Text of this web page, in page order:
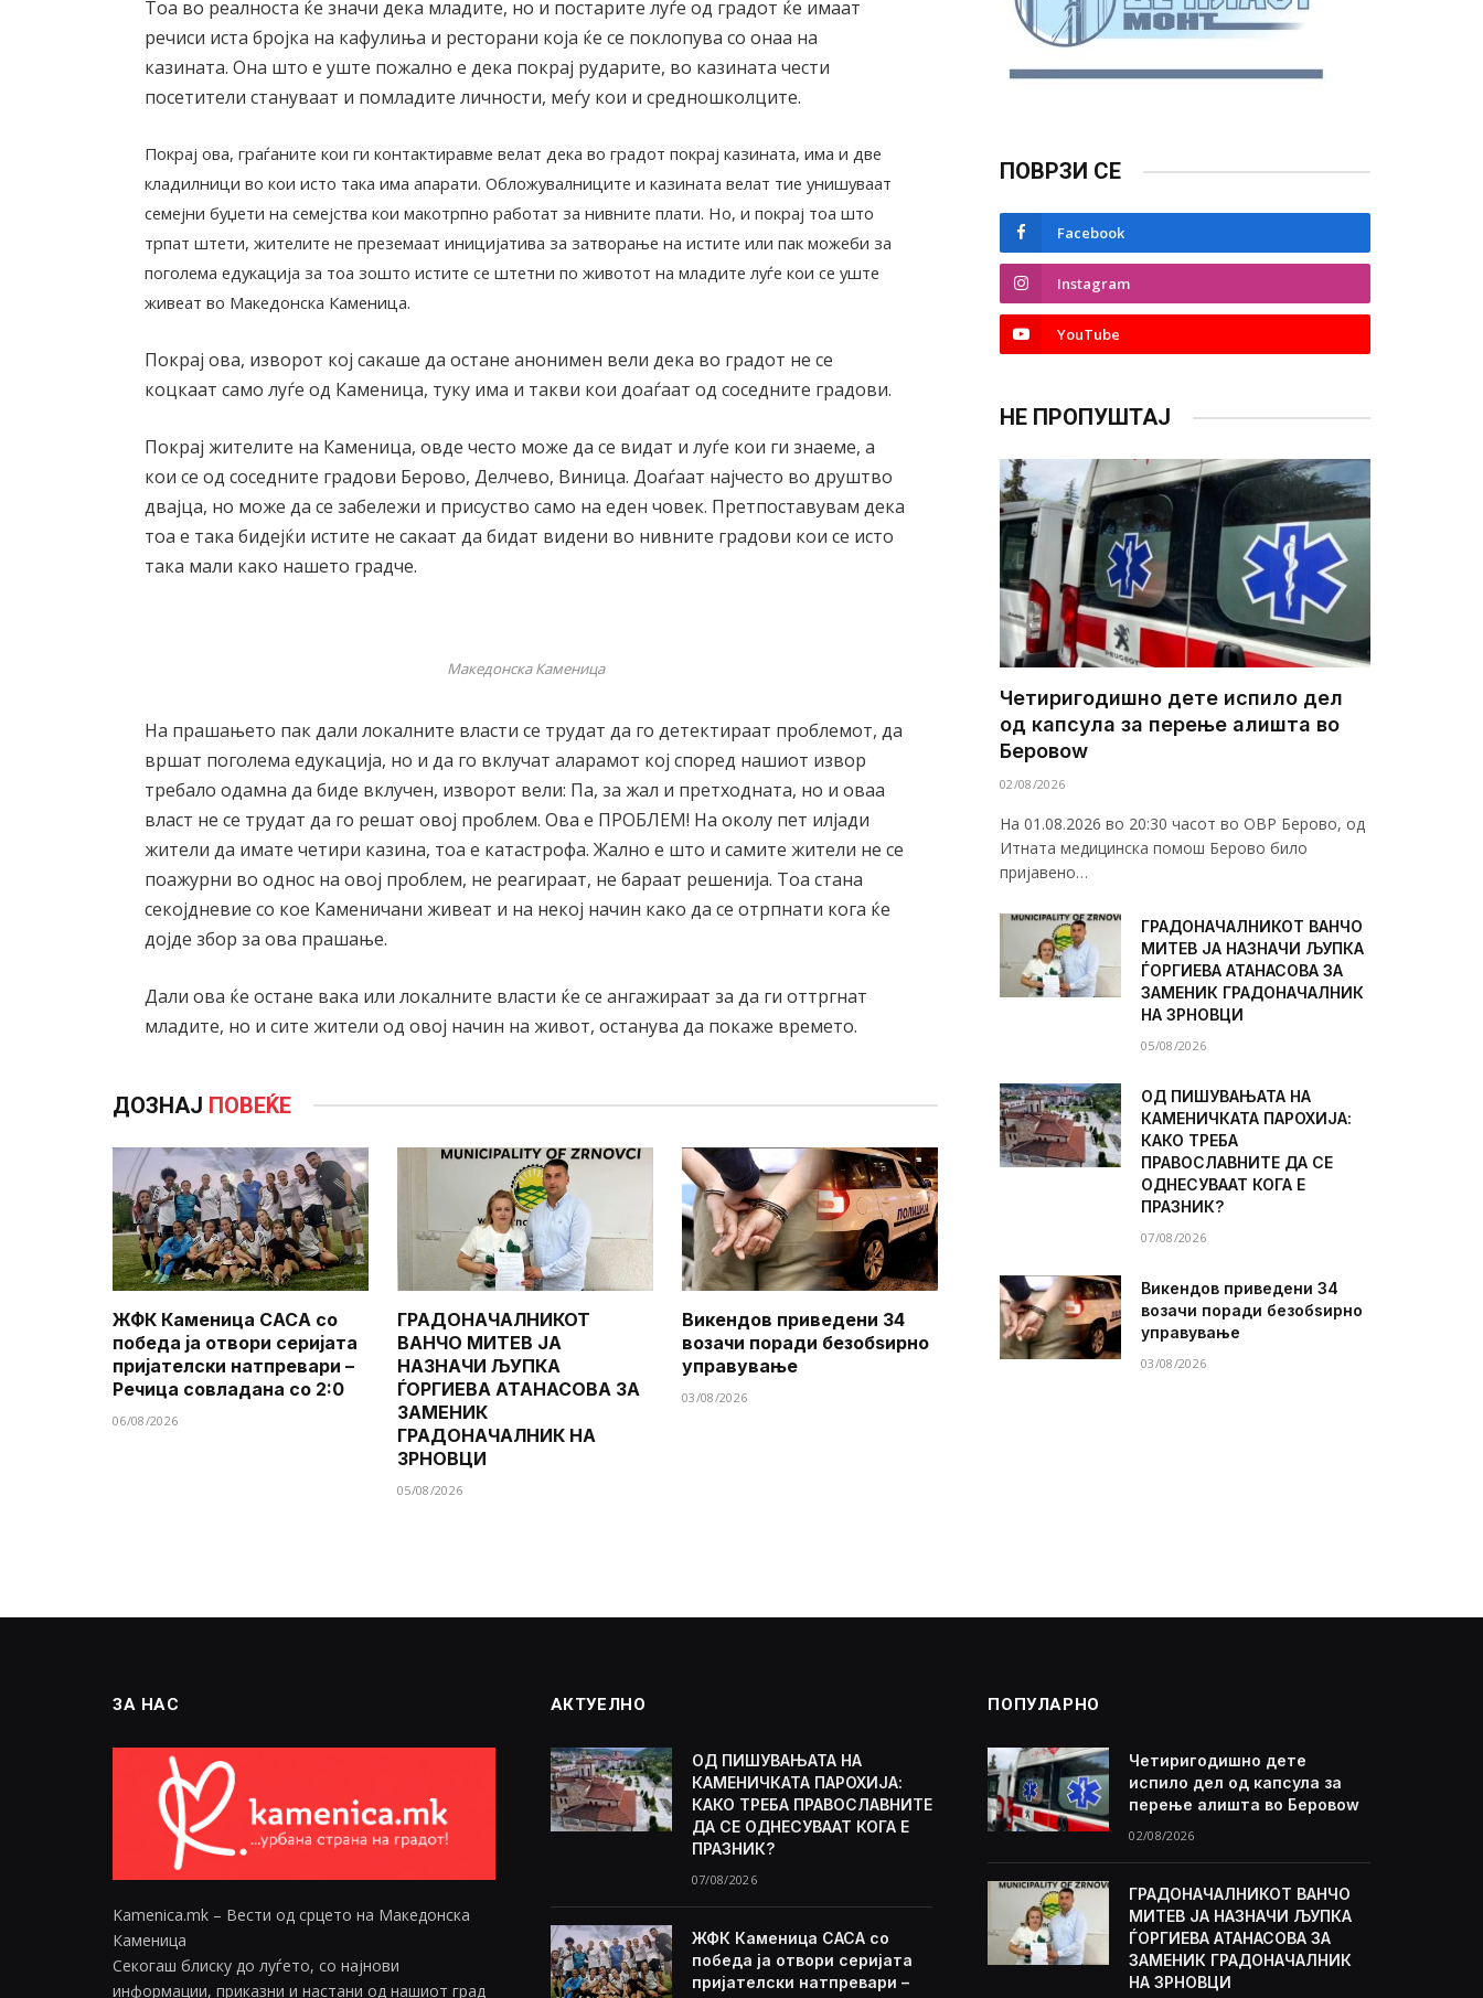
Тоа во реалноста ќе значи дека младите, но и постарите луѓе од градот ќе имаат
речиси иста бројка на кафулиња и ресторани која ќе се поклопува со онаа на
казината. Она што е уште пожално е дека покрај рударите, во казината чести
посетители стануваат и помладите личности, меѓу кои и средношколците.
Покрај ова, граѓаните кои ги контактиравме велат дека во градот покрај казината, има и две
кладилници во кои исто така има апарати. Обложувалниците и казината велат тие унишуваат
семејни буџети на семејства кои макотрпно работат за нивните плати. Но, и покрај тоа што
трпат штети, жителите не преземаат иницијатива за затворање на истите или пак можеби за
поголема едукација за тоа зошто истите се штетни по животот на младите луѓе кои се уште
живеат во Македонска Каменица.
Покрај ова, изворот кој сакаше да остане анонимен вели дека во градот не се
коцкаат само луѓе од Каменица, туку има и такви кои доаѓаат од соседните градови.
Покрај жителите на Каменица, овде често може да се видат и луѓе кои ги знаеме, а
кои се од соседните градови Берово, Делчево, Виница. Доаѓаат најчесто во друштво
двајца, но може да се забележи и присуство само на еден човек. Претпоставувам дека
тоа е така бидејќи истите не сакаат да бидат видени во нивните градови кои се исто
така мали како нашето градче.
Македонска Каменица
На прашањето пак дали локалните власти се трудат да го детектираат проблемот, да
вршат поголема едукација, но и да го вклучат аларамот кој според нашиот извор
требало одамна да биде вклучен, изворот вели: Па, за жал и претходната, но и оваа
власт не се трудат да го решат овој проблем. Ова е ПРОБЛЕМ! На околу пет илјади
жители да имате четири казина, тоа е катастрофа. Жално е што и самите жители не се
поажурни во однос на овој проблем, не реагираат, не бараат решенија. Тоа стана
секојдневие со кое Каменичани живеат и на некој начин како да се отрпнати кога ќе
дојде збор за ова прашање.
Дали ова ќе остане вака или локалните власти ќе се ангажираат за да ги оттргнат
младите, но и сите жители од овој начин на живот, останува да покаже времето.
ДОЗНАЈ ПОВЕЌЕ
ЖФК Каменица САСА со
победа ја отвори серијата
пријателски натпревари –
Речица совладана со 2:0
06/08/2026
ГРАДОНАЧАЛНИКОТ
ВАНЧО МИТЕВ ЈА
НАЗНАЧИ ЉУПКА
ЃОРГИЕВА АТАНАСОВА ЗА
ЗАМЕНИК
ГРАДОНАЧАЛНИК НА
ЗРНОВЦИ
05/08/2026
Викендов приведени 34
возачи поради безобѕирно
управување
03/08/2026
ПОВРЗИ СЕ
Facebook
Instagram
YouTube
НЕ ПРОПУШТАЈ
Четиригодишно дете испило дел
од капсула за перење алишта во
Беровоw
02/08/2026
На 01.08.2026 во 20:30 часот во ОВР Берово, од
Итната медицинска помош Берово било
пријавено…
ГРАДОНАЧАЛНИКОТ ВАНЧО
МИТЕВ ЈА НАЗНАЧИ ЉУПКА
ЃОРГИЕВА АТАНАСОВА ЗА
ЗАМЕНИК ГРАДОНАЧАЛНИК
НА ЗРНОВЦИ
05/08/2026
ОД ПИШУВАЊАТА НА
КАМЕНИЧКАТА ПАРОХИЈА:
КАКО ТРЕБА
ПРАВОСЛАВНИТЕ ДА СЕ
ОДНЕСУВААТ КОГА Е
ПРАЗНИК?
07/08/2026
Викендов приведени 34
возачи поради безобѕирно
управување
03/08/2026
ЗА НАС
Kamenica.mk – Вести од срцето на Македонска
Каменица
Секогаш блиску до луѓето, со најнови
информации, приказни и настани од нашиот град
АКТУЕЛНО
ОД ПИШУВАЊАТА НА
КАМЕНИЧКАТА ПАРОХИЈА:
КАКО ТРЕБА ПРАВОСЛАВНИТЕ
ДА СЕ ОДНЕСУВААТ КОГА Е
ПРАЗНИК?
07/08/2026
ЖФК Каменица САСА со
победа ја отвори серијата
пријателски натпревари –
ПОПУЛАРНО
Четиригодишно дете
испило дел од капсула за
перење алишта во Беровоw
02/08/2026
ГРАДОНАЧАЛНИКОТ ВАНЧО
МИТЕВ ЈА НАЗНАЧИ ЉУПКА
ЃОРГИЕВА АТАНАСОВА ЗА
ЗАМЕНИК ГРАДОНАЧАЛНИК
НА ЗРНОВЦИ